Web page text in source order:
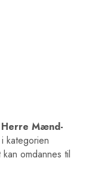
Mænd-
kategorien
omdannes til